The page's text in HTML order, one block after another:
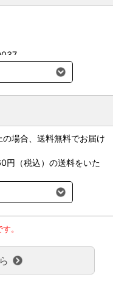
場合、送料無料でお届け
円（税込）の送料をいた
届けにつきましては、1
で配送無料となります。
合の送料負担は、１回分
は、大型商品送料のみご
。